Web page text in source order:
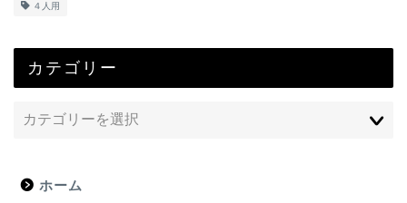
４人用
カテゴリー
ホーム